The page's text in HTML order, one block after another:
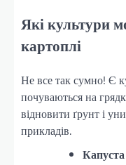
Які культури
картоплі
Не все так сумно! Є
почуваються на
відновити ґрунт і
прикладів.
Капуста